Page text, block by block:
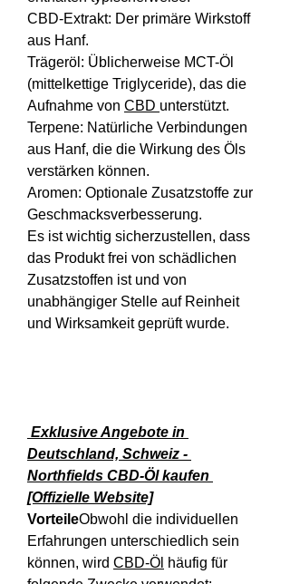
CBD-Extrakt: Der primäre Wirkstoff
aus Hanf.
Trägeröl: Üblicherweise MCT-Öl
(mittelkettige Triglyceride), das die
Aufnahme von CBD unterstützt.
Terpene: Natürliche Verbindungen
aus Hanf, die die Wirkung des Öls
verstärken können.
Aromen: Optionale Zusatzstoffe zur
Geschmacksverbesserung.
Es ist wichtig sicherzustellen, dass
das Produkt frei von schädlichen
Zusatzstoffen ist und von
unabhängiger Stelle auf Reinheit
und Wirksamkeit geprüft wurde.
Exklusive Angebote in
Deutschland, Schweiz -
Northfields CBD-Öl kaufen
[Offizielle Website]
VorteileObwohl die individuellen
Erfahrungen unterschiedlich sein
können, wird CBD-Öl häufig für